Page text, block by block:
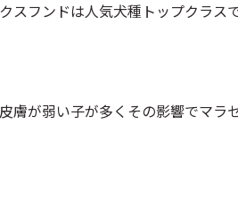
スフンドは人気犬種トップクラス
膚が弱い子が多くその影響でマラ